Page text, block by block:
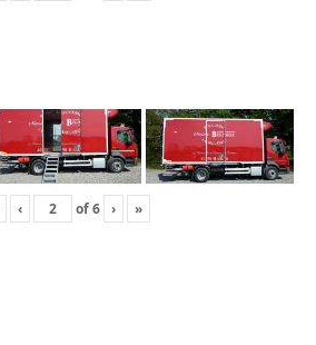
‹ of6 › »